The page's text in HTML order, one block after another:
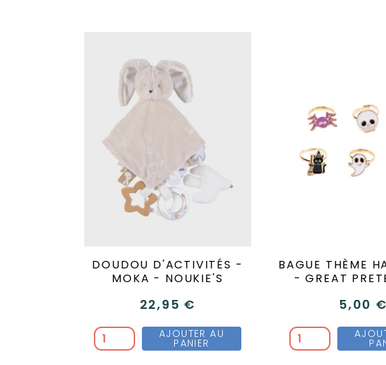
DOUDOU D'ACTIVITÉS -
MOKA - NOUKIE'S
22,95 €
AJOUTER AU
PANIER
BAGUE THÈME
- GREAT
5,00 €